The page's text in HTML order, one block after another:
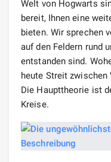
Welt von Hogwarts
bereit, Ihnen eine
bieten. Wir sprechen
auf den Feldern rund
entstanden sind.
heute Streit
Die Haupttheorie ist
Kreise.